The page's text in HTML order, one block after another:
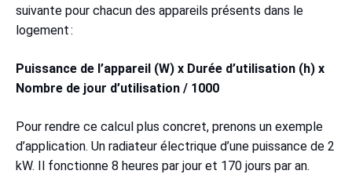
suivante pour chacun des appareils présents dans le
logement :
Puissance de l’appareil (W) x Durée d’utilisation (h) x
Nombre de jour d’utilisation / 1000
Pour rendre ce calcul plus concret, prenons un exemple
d’application. Un radiateur électrique d’une puissance de 2
kW. Il fonctionne 8 heures par jour et 170 jours par an.